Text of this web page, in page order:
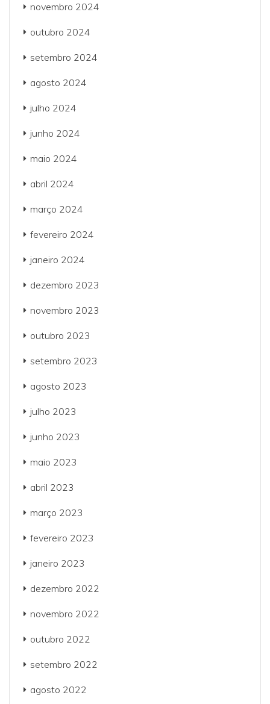
novembro 2024
outubro 2024
setembro 2024
agosto 2024
julho 2024
junho 2024
maio 2024
abril 2024
março 2024
fevereiro 2024
janeiro 2024
dezembro 2023
novembro 2023
outubro 2023
setembro 2023
agosto 2023
julho 2023
junho 2023
maio 2023
abril 2023
março 2023
fevereiro 2023
janeiro 2023
dezembro 2022
novembro 2022
outubro 2022
setembro 2022
agosto 2022